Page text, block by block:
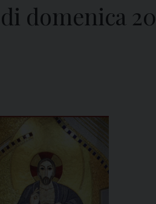
domenica 20